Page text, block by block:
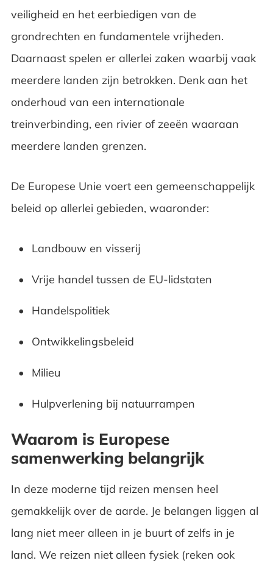
veiligheid en het eerbiedigen van de
grondrechten en fundamentele vrijheden.
Daarnaast spelen er allerlei zaken waarbij vaak
meerdere landen zijn betrokken. Denk aan het
onderhoud van een internationale
treinverbinding, een rivier of zeeën waaraan
meerdere landen grenzen.
De Europese Unie voert een gemeenschappelijk
beleid op allerlei gebieden, waaronder:
Landbouw en visserij
Vrije handel tussen de EU-lidstaten
Handelspolitiek
Ontwikkelingsbeleid
Milieu
Hulpverlening bij natuurrampen
Waarom is Europese
samenwerking belangrijk
In deze moderne tijd reizen mensen heel
gemakkelijk over de aarde. Je belangen liggen al
lang niet meer alleen in je buurt of zelfs in je
land. We reizen niet alleen fysiek (reken ook